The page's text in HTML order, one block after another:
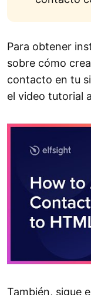
Para obtener
sobre cómo
contacto en tu
el video tutorial
También, sigue